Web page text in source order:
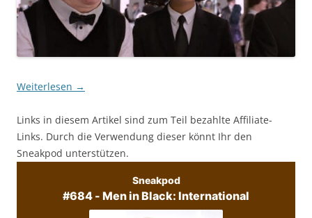
Weiterlesen →
Links in diesem Artikel sind zum Teil bezahlte Affiliate-
Links. Durch die Verwendung dieser könnt Ihr den
Sneakpod unterstützen.